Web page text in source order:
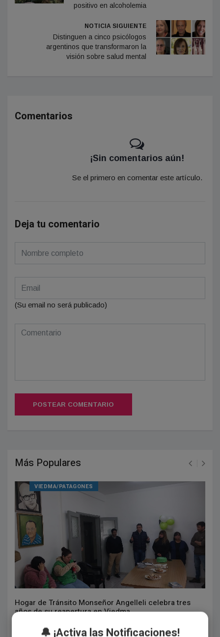
positivo en alcoholemia
NOTICIA SIGUIENTE
Distinguen a cinco psicólogos
argentinos que transformaron la
visión sobre salud mental
Comentarios
¡Sin comentarios aún!
Se el primero en comentar este artículo.
Deja tu comentario
(Su email no será publicado)
POSTEAR COMENTARIO
Más Populares
VIEDMA/PATAGONES
Hogar de Tránsito Monseñor Angelleli celebra tres
años de su reapertura en Viedma
🔔 ¡Activa las Notificaciones!